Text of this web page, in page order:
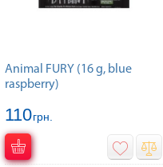
Animal FURY (16 g, blue
raspberry)
110грн.